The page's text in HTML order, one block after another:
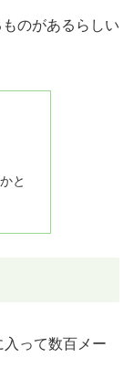
のがあるらしい
と
って数百メー